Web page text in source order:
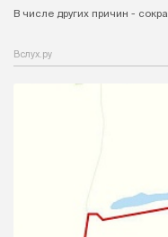
В числе других причин -
Вслух.ру